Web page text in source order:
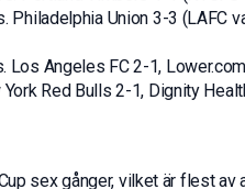
Philadelphia Union 3-3 (LAFC
Los Angeles FC 2-1,
Red Bulls 2-1, Dignity
sex gånger, vilket är flest